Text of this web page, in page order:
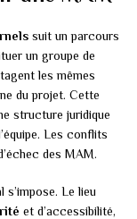
suit un parcours
un groupe de
les mêmes
du projet. Cette
structure juridique
Les conflits
des MAM.
Le lieu
et d’accessibilité,